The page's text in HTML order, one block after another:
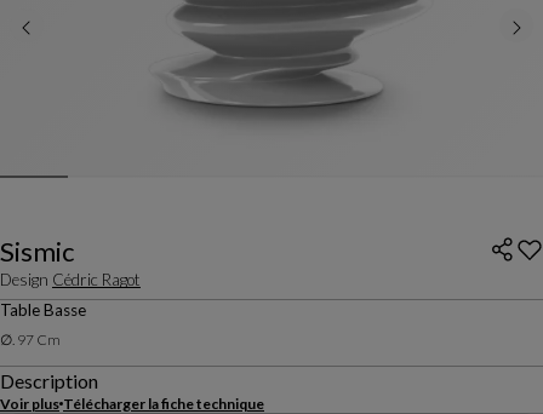
Sismic
Design Cédric Ragot
Table Basse
∅. 97 Cm
Description
Voir plus Télécharger la fiche technique